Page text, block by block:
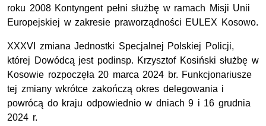
roku 2008 Kontyngent pełni służbę w ramach Misji Unii
Europejskiej w zakresie praworządności EULEX Kosowo.
XXXVI zmiana Jednostki Specjalnej Polskiej Policji,
której Dowódcą jest podinsp. Krzysztof Kosiński służbę w
Kosowie rozpoczęła 20 marca 2024 br. Funkcjonariusze
tej zmiany wkrótce zakończą okres delegowania i
powrócą do kraju odpowiednio w dniach 9 i 16 grudnia
2024 r.